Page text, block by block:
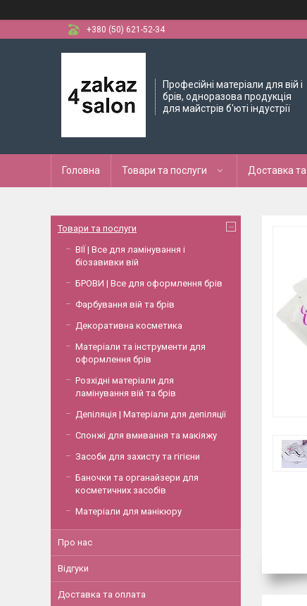
+380 (50) 621-52-34
Професійні матеріали для вій і
брів, одноразова продукція
для майстрів б'юті індустрії
Головна Товари та послуги Доставка
Товари та послуги
ВІЇ | Все для ламінування і
біозавивки вій
БРОВИ | Все для оформлення брів
Фарбування вій та брів
Декоративна косметика
Матеріали та інструменти для
оформлення брів
Розхідні матеріали для
ламінування вій та брів
Депіляція | Матеріали для депіляції
Спонжі для вмивання та макіяжу
Засоби для захисту та гігієни
Баночки та органайзери для
косметичних засобів
Матеріали для манікюру
Про нас
Відгуки
Доставка та оплата